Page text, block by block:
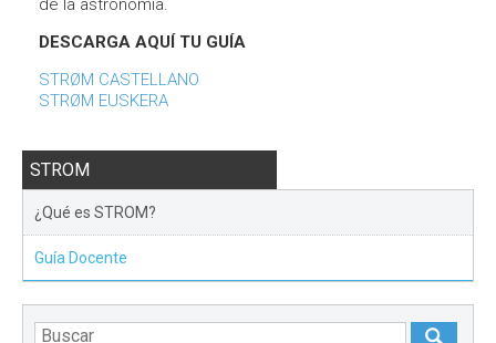
de la astronomía.
DESCARGA AQUÍ TU GUÍA
STRØM CASTELLANO
STRØM EUSKERA
STROM
¿Qué es STROM?
Guía Docente